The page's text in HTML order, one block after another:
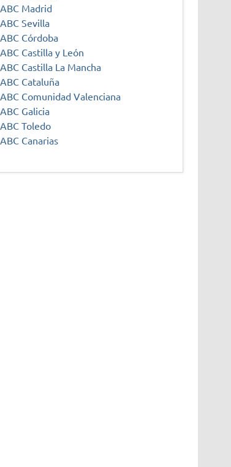
ABC Madrid
ABC Sevilla
ABC Córdoba
ABC Castilla y León
ABC Castilla La Mancha
ABC Cataluña
ABC Comunidad Valenciana
ABC Galicia
ABC Toledo
ABC Canarias